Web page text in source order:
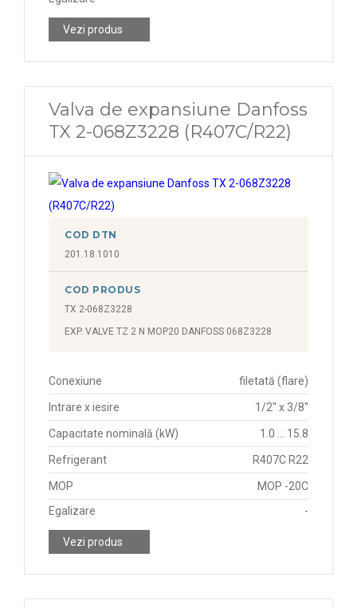
Vezi produs
Valva de expansiune Danfoss
TX 2-068Z3228 (R407C/R22)
COD DTN
201.18.1010
COD PRODUS
TX 2-068Z3228
EXP. VALVE TZ 2 N MOP20 DANFOSS 068Z3228
Conexiune filetată (flare)
Intrare x iesire 1/2" x 3/8"
Capacitate nominală (kW) 1.0 ... 15.8
Refrigerant R407C R22
MOP
MOP -20C
Egalizare
-
Vezi produs